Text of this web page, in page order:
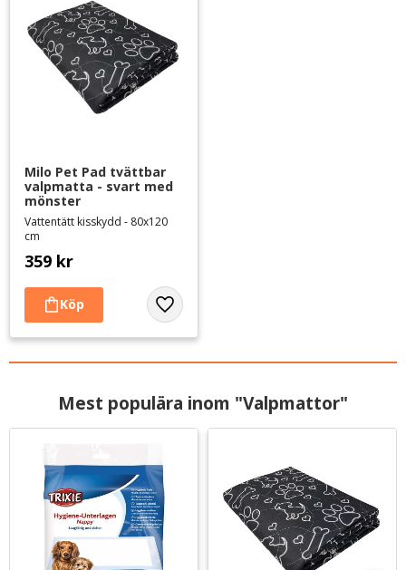
Milo Pet Pad tvättbar
valpmatta - svart med
mönster
Vattentätt kisskydd - 80x120
cm
359 kr
Lägg till i favoriter
Mest populära inom "Valpmattor"